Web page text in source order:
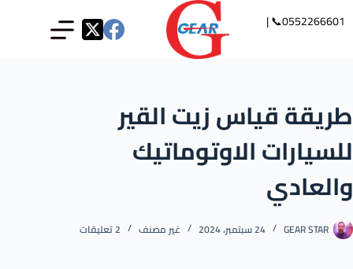
0552266601📞 |
طريقة قياس زيت القير
للسيارات الاوتوماتيك
والعادي
GEAR STAR 24 سبتمبر، 2024 غير مصنف 2 تعليقات